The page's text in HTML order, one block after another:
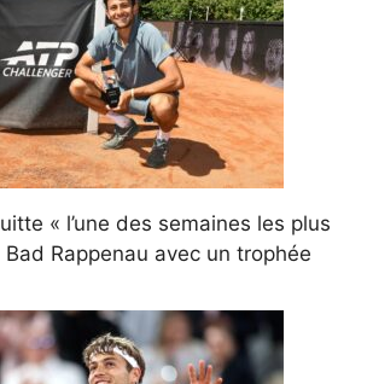
« l’une des semaines les plus
Rappenau avec un trophée